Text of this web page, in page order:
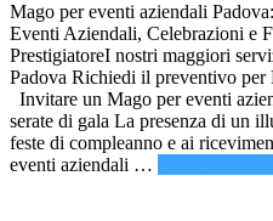
Mago per eventi aziendali
Eventi Aziendali, Celebrazioni e
PrestigiatoreI nostri maggiori
Padova Richiedi il preventivo per
Invitare un Mago per eventi
serate di gala La presenza di un
feste di compleanno e ai
eventi aziendali …